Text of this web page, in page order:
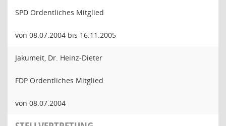
SPD Ordentliches Mitglied
von 08.07.2004 bis 16.11.2005
Jakumeit, Dr. Heinz-Dieter
FDP Ordentliches Mitglied
von 08.07.2004